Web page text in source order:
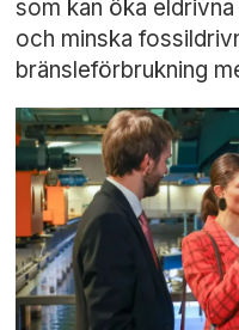
som kan öka
och minska
bränsleförbrukning